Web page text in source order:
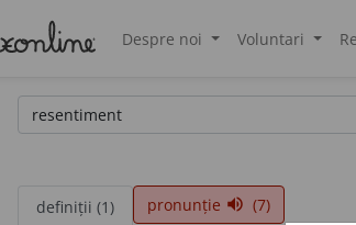
Despre noi Voluntari
definiții (1) pronunție volume_up (7)